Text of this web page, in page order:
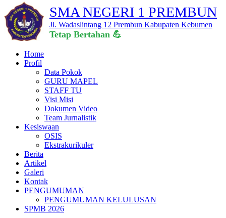
SMA NEGERI 1 PREMBUN
Jl. Wadaslintang 12 Prembun Kabupaten Kebumen
Tetap Bert
Home
Profil
Data Pokok
GURU MAPEL
STAFF TU
Visi Misi
Dokumen Video
Team Jurnalistik
Kesiswaan
OSIS
Ekstrakurikuler
Berita
Artikel
Galeri
Kontak
PENGUMUMAN
PENGUMUMAN KELULUSAN
SPMB 2026